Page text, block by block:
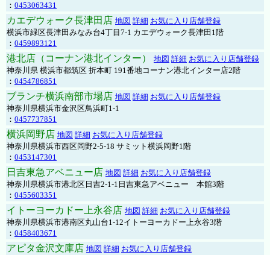
： 0453063431
カエデウォーク長津田店 地図 詳細 お気に入り店舗登録
横浜市緑区長津田みなみ台4丁目7-1 カエデウォーク長津田1階
： 0459893121
港北店（コーナン港北インター） 地図 詳細 お気に入り店舗登録
神奈川県 横浜市都筑区 折本町 191番地コーナン港北インター店2階
： 0454786851
ブランチ横浜南部市場店 地図 詳細 お気に入り店舗登録
神奈川県横浜市金沢区鳥浜町1-1
： 0457737851
横浜岡野店 地図 詳細 お気に入り店舗登録
神奈川県横浜市西区岡野2-5-18 サミット横浜岡野1階
： 0453147301
日吉東急アベニュー店 地図 詳細 お気に入り店舗登録
神奈川県横浜市港北区日吉2-1-1日吉東急アベニュー 本館3階
： 0455603351
イトーヨーカドー上永谷店 地図 詳細 お気に入り店舗登録
神奈川県横浜市港南区丸山台1-12イトーヨーカドー上永谷3階
： 0458403671
アピタ金沢文庫店 地図 詳細 お気に入り店舗登録